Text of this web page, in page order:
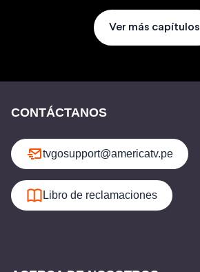
Ver más capítulos
CONTÁCTANOS
tvgosupport@americatv.pe
Libro de reclamaciones